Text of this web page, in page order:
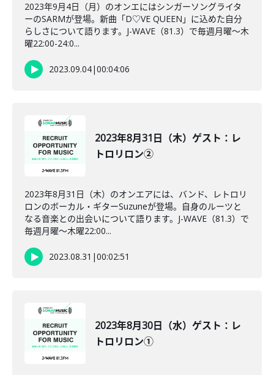
2023年9月4日（月）のオンエにはシンガーソングライタ
ーのSARMが登場。新曲「D♡VE QUEEN」に込めた自分
らしさについて語ります。J-WAVE（81.3）で毎週月曜～木
曜22:00-24:0...
2023.09.04|00:04:06
2023年8月31日（木）ゲスト：レ
トロリロン②
2023年8月31日（木）のオンエアには、バンド、レトロリ
ロンのボーカル・ギターSuzuneが登場。自身のルーツと
なる音楽との出会いについて語ります。J-WAVE（81.3）で
毎週月曜～木曜22:00...
2023.08.31 |00:02:51
2023年8月30日（水）ゲスト：レ
トロリロン①